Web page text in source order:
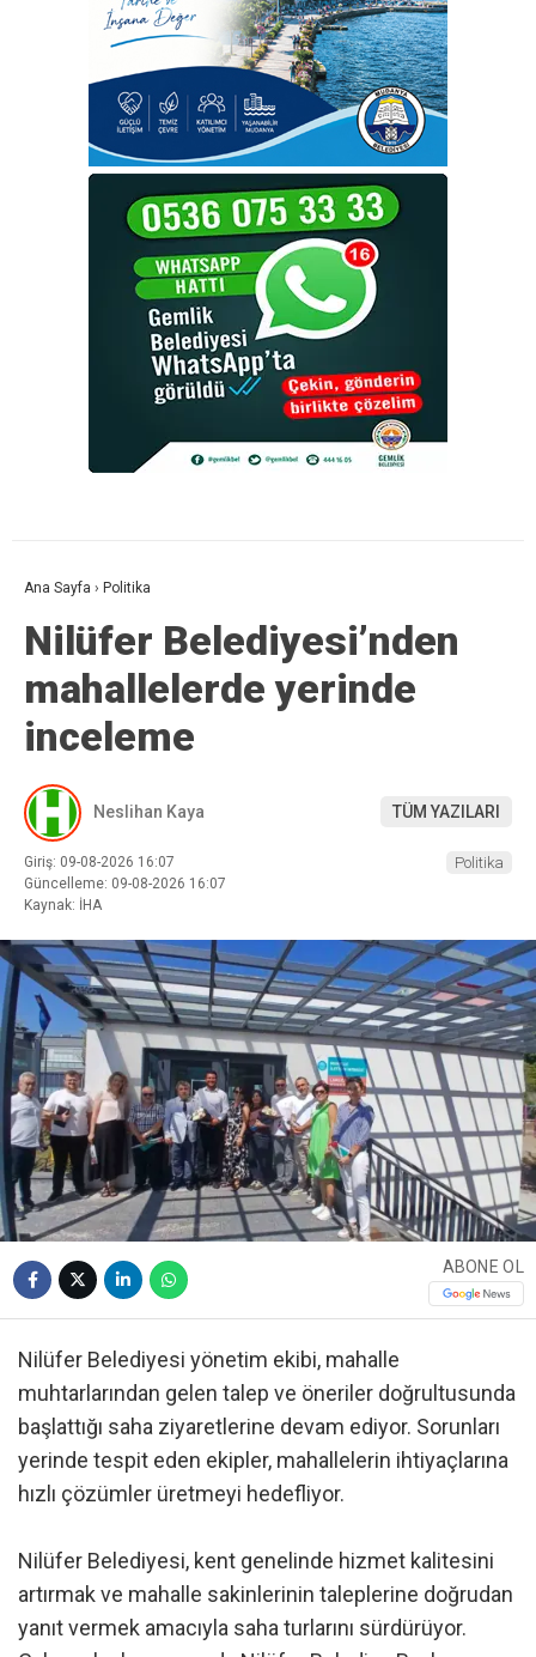
Ana Sayfa › Politika
Nilüfer Belediyesi’nden
mahallelerde yerinde
inceleme
Neslihan Kaya TÜM YAZILARI
Giriş: 09-08-2026 16:07
Güncelleme: 09-08-2026 16:07
Kaynak: İHA
Politika
ABONE OL
Nilüfer Belediyesi yönetim ekibi, mahalle
muhtarlarından gelen talep ve öneriler doğrultusunda
başlattığı saha ziyaretlerine devam ediyor. Sorunları
yerinde tespit eden ekipler, mahallelerin ihtiyaçlarına
hızlı çözümler üretmeyi hedefliyor.
Nilüfer Belediyesi, kent genelinde hizmet kalitesini
artırmak ve mahalle sakinlerinin taleplerine doğrudan
yanıt vermek amacıyla saha turlarını sürdürüyor.